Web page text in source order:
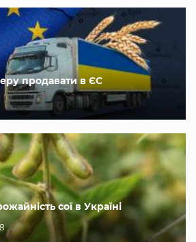
продавати в ЄС
сої в Україні